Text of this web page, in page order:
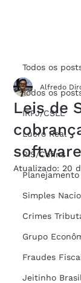
Todos os
IRPJ/CSLL
Lucro Real
PIS/Cofins
Simples
Crimes
Grupo
Fraudes
Jeitinho
Todos os
Leis de
Alfredo
Atualizado: 20